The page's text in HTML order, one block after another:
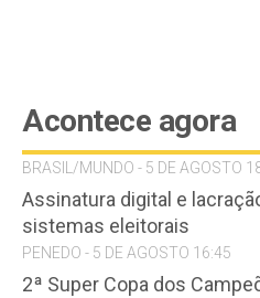
Acontece agora
BRASIL/MUNDO - 5 DE AGOSTO
Assinatura digital e
sistemas eleitorais
PENEDO - 5 DE AGOSTO 16:45
2ª Super Copa dos